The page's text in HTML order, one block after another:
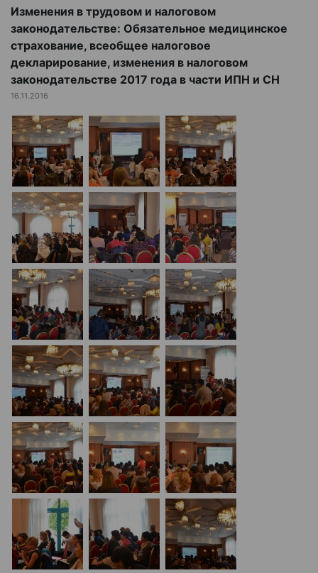
Изменения в трудовом и налоговом
законодательстве: Обязательное медицинское
страхование, всеобщее налоговое
декларирование, изменения в налоговом
законодательстве 2017 года в части ИПН и СН
16.11.2016